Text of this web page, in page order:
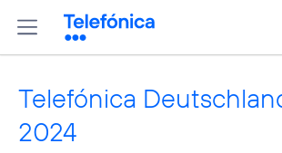
Telefónica
2024